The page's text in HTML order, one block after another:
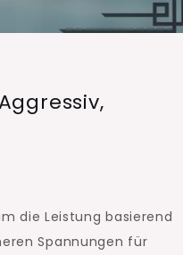
die Leistung basierend
Spannungen für